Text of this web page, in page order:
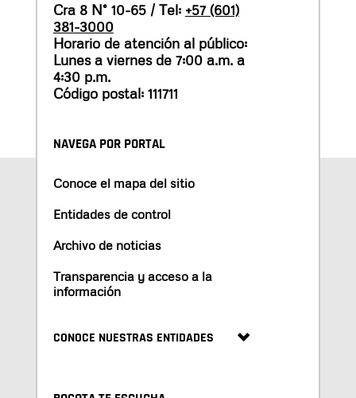
Cra 8 N° 10-65 / Tel: +57 (601)
381-3000
Horario de atención al público:
Lunes a viernes de 7:00 a.m. a
4:30 p.m.
Código postal: 111711
NAVEGA POR PORTAL
Conoce el mapa del sitio
Entidades de control
Archivo de noticias
Transparencia y acceso a la
información
CONOCE NUESTRAS ENTIDADES